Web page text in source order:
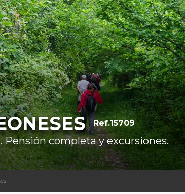
Ref.15709
Pensión completa y excursiones.